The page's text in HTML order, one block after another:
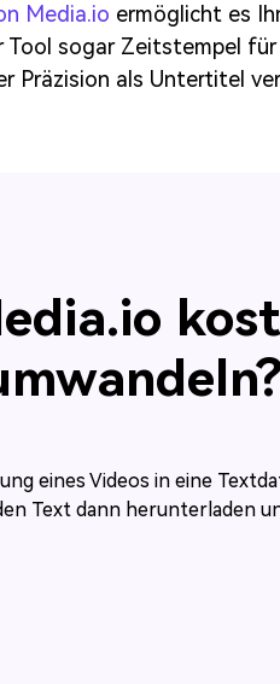
Media.io ermöglicht es
Tool sogar Zeitstempel
Präzision als Untertitel
eines Videos in eine
Text dann herunterladen